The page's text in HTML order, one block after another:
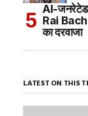
AI-
Rai
का दरवाजा
LATEST ON THIS